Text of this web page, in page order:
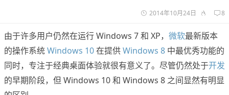
2014年10月24日 8
由于许多用户仍然在运行 Windows 7 和 XP， 微软最新版本
的操作系统Windows 10在提供Windows 8 中最优秀功能的
同时，专注于经典桌面体验就很有意义了。尽管仍然处于开发
的早期阶段，但 Windows 10 和 Windows 8 之间显然有明显